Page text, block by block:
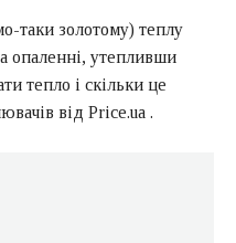
таки золотому) теплу
опаленні, утепливши
тепло і скільки це
від Price.ua .